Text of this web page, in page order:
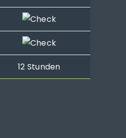
12 Stunden